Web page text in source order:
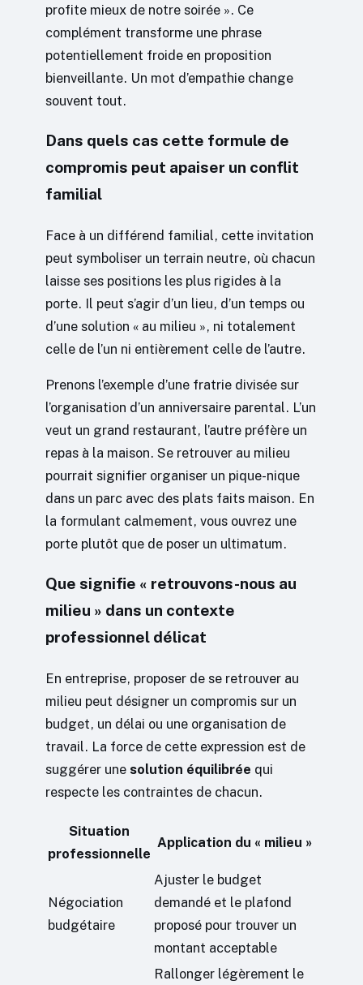
profite mieux de notre soirée ». Ce
complément transforme une phrase
potentiellement froide en proposition
bienveillante. Un mot d’empathie change
souvent tout.
Dans quels cas cette formule de
compromis peut apaiser un conflit
familial
Face à un différend familial, cette invitation
peut symboliser un terrain neutre, où chacun
laisse ses positions les plus rigides à la
porte. Il peut s’agir d’un lieu, d’un temps ou
d’une solution « au milieu », ni totalement
celle de l’un ni entièrement celle de l’autre.
Prenons l’exemple d’une fratrie divisée sur
l’organisation d’un anniversaire parental. L’un
veut un grand restaurant, l’autre préfère un
repas à la maison. Se retrouver au milieu
pourrait signifier organiser un pique-nique
dans un parc avec des plats faits maison. En
la formulant calmement, vous ouvrez une
porte plutôt que de poser un ultimatum.
Que signifie « retrouvons-nous au
milieu » dans un contexte
professionnel délicat
En entreprise, proposer de se retrouver au
milieu peut désigner un compromis sur un
budget, un délai ou une organisation de
travail. La force de cette expression est de
suggérer une solution équilibrée qui
respecte les contraintes de chacun.
Situation
professionnelle
Application du « milieu »
Négociation
budgétaire
Ajuster le budget
demandé et le plafond
proposé pour trouver un
montant acceptable
Rallonger légèrement le